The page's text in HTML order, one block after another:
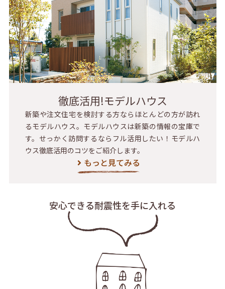
徹底活用!モデルハウス
新築や注文住宅を検討する方ならほとんどの方が訪れ
るモデルハウス。モデルハウスは新築の情報の宝庫で
す。せっかく訪問するならフル活用したい！モデルハ
ウス徹底活用のコツをご紹介します。
もっと見てみる
安心できる耐震性を手に入れる